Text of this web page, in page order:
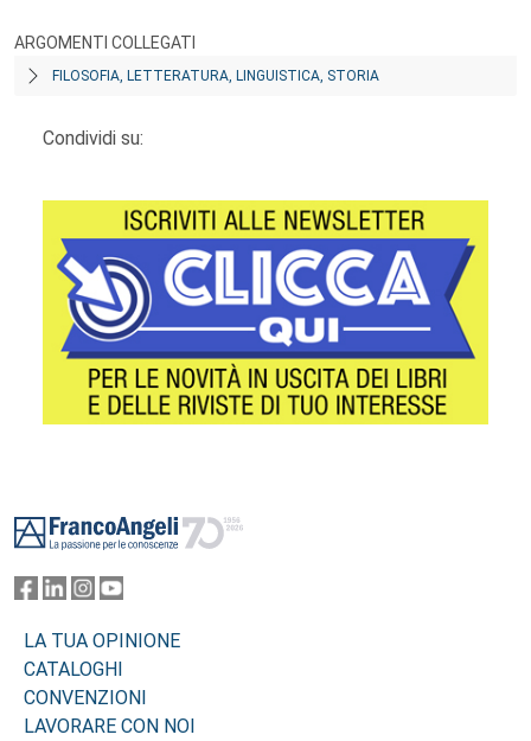
ARGOMENTI COLLEGATI
FILOSOFIA, LETTERATURA, LINGUISTICA, STORIA
Condividi su:
LA TUA OPINIONE
CATALOGHI
CONVENZIONI
LAVORARE CON NOI